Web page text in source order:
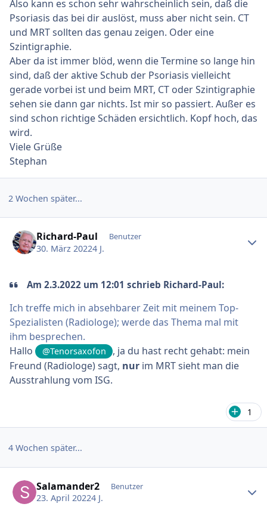
Also kann es schon sehr wahrscheinlich sein, daß die
Psoriasis das bei dir auslöst, muss aber nicht sein. CT
und MRT sollten das genau zeigen. Oder eine
Szintigraphie.
Aber da ist immer blöd, wenn die Termine so lange hin
sind, daß der aktive Schub der Psoriasis vielleicht
gerade vorbei ist und beim MRT, CT oder Szintigraphie
sehen sie dann gar nichts. Ist mir so passiert. Außer es
sind schon richtige Schäden ersichtlich. Kopf hoch, das
wird.
Viele Grüße
Stephan
2 Wochen später...
Richard-Paul Benutzer
30. März 20224 J.
Am 2.3.2022 um 12:01 schrieb Richard-Paul:
Ich treffe mich in absehbarer Zeit mit meinem Top-
Spezialisten (Radiologe); werde das Thema mal mit
ihm besprechen.
Hallo
@Tenorsaxofon
, ja du hast recht gehabt: mein
Freund (Radiologe) sagt, nur im MRT sieht man die
Ausstrahlung vom ISG.
1
4 Wochen später...
Salamander2 Benutzer
23. April 20224 J.